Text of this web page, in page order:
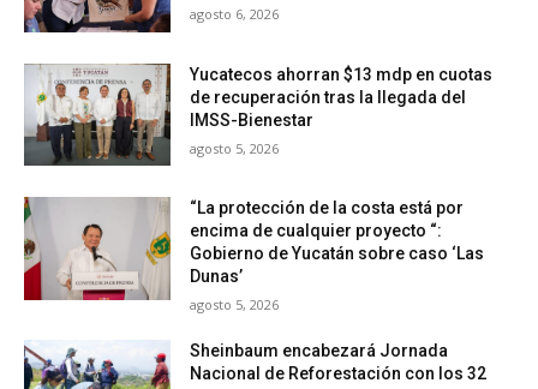
agosto 6, 2026
Yucatecos ahorran $13 mdp en cuotas
de recuperación tras la llegada del
IMSS-Bienestar
agosto 5, 2026
“La protección de la costa está por
encima de cualquier proyecto “:
Gobierno de Yucatán sobre caso ‘Las
Dunas’
agosto 5, 2026
Sheinbaum encabezará Jornada
Nacional de Reforestación con los 32